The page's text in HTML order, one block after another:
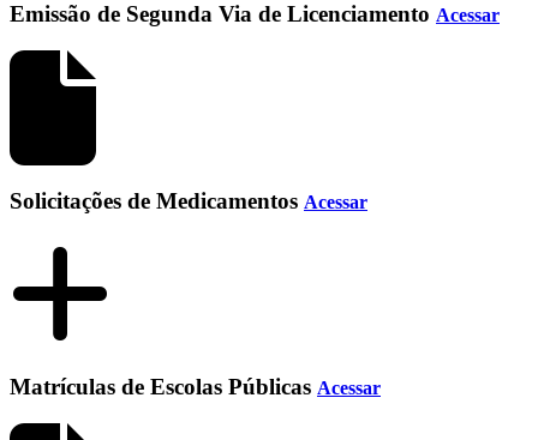
Emissão de Segunda Via de Licenciamento Acessar
Solicitações de Medicamentos Acessar
Matrículas de Escolas Públicas Acessar